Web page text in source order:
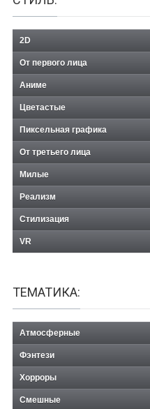
2D
От первого лица
Аниме
Цветастые
Пиксельная графика
От третьего лица
Милые
Реализм
Стилизация
VR
ТЕМАТИКА:
Атмосферные
Фэнтези
Хорроры
Смешные